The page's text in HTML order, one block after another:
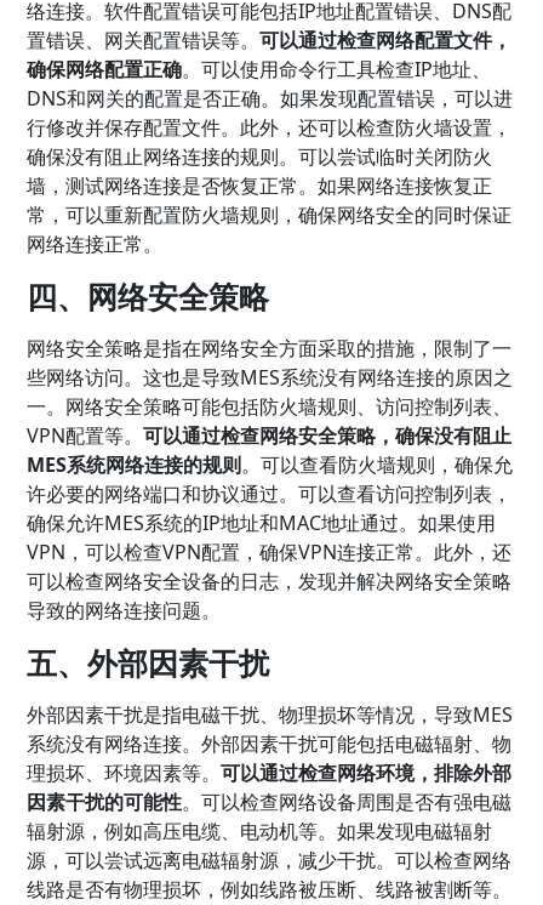
络连接。软件配置错误可能包括IP地址配置错误、DNS配
置错误、网关配置错误等。可以通过检查网络配置文件，
确保网络配置正确。可以使用命令行工具检查IP地址、
DNS和网关的配置是否正确。如果发现配置错误，可以进
行修改并保存配置文件。此外，还可以检查防火墙设置，
确保没有阻止网络连接的规则。可以尝试临时关闭防火
墙，测试网络连接是否恢复正常。如果网络连接恢复正
常，可以重新配置防火墙规则，确保网络安全的同时保证
网络连接正常。
四、网络安全策略
网络安全策略是指在网络安全方面采取的措施，限制了一
些网络访问。这也是导致MES系统没有网络连接的原因之
一。网络安全策略可能包括防火墙规则、访问控制列表、
VPN配置等。可以通过检查网络安全策略，确保没有阻止
MES系统网络连接的规则。可以查看防火墙规则，确保允
许必要的网络端口和协议通过。可以查看访问控制列表，
确保允许MES系统的IP地址和MAC地址通过。如果使用
VPN，可以检查VPN配置，确保VPN连接正常。此外，还
可以检查网络安全设备的日志，发现并解决网络安全策略
导致的网络连接问题。
五、外部因素干扰
外部因素干扰是指电磁干扰、物理损坏等情况，导致MES
系统没有网络连接。外部因素干扰可能包括电磁辐射、物
理损坏、环境因素等。可以通过检查网络环境，排除外部
因素干扰的可能性。可以检查网络设备周围是否有强电磁
辐射源，例如高压电缆、电动机等。如果发现电磁辐射
源，可以尝试远离电磁辐射源，减少干扰。可以检查网络
线路是否有物理损坏，例如线路被压断、线路被割断等。